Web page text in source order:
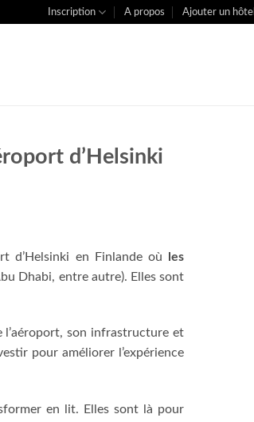
Inscription A propos Ajouter un hôtel
d’Helsinki
d’Helsinki en Finlande où les
Dhabi, entre autre). Elles sont
l’aéroport, son infrastructure et
pour améliorer l’expérience
en lit. Elles sont là pour